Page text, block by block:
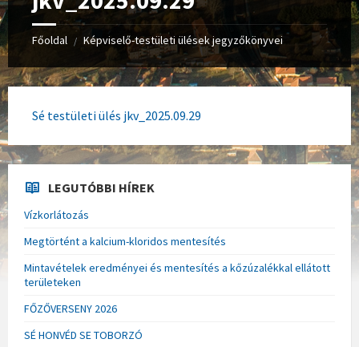
Főoldal / Képviselő-testületi ülések jegyzőkönyvei
Sé testületi ülés jkv_2025.09.29
LEGUTÓBBI HÍREK
Vízkorlátozás
Megtörtént a kalcium-kloridos mentesítés
Mintavételek eredményei és mentesítés a kőzúzalékkal ellátott
területeken
FŐZŐVERSENY 2026
SÉ HONVÉD SE TOBORZÓ